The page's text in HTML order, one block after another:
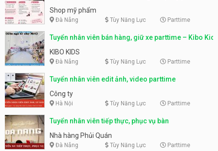
Shop mỹ phẩm
Đà Nẵng Tùy Năng Lực Parttime
Tuyển nhân viên bán hàng, giữ xe parttime – Kibo Kid
KIBO KIDS
Đà Nẵng Tùy Năng Lực Parttime
Tuyển nhân viên edit ảnh, video parttime
Công ty
Hà Nội Tùy Năng Lực Parttime
Tuyển nhân viên tiếp thực, phục vụ bàn
Nhà hàng Phủi Quán
Đà Nẵng Tùy Năng Lực Parttime